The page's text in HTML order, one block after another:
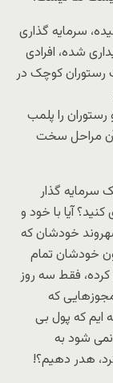
سرمایه گذاری
شده، افرادی
رستوران کوچک در
را پلمب
آن مراحل سخت
سرمایه گذار
آیا با خود و
خودشان که
خودشان تمام
فقط سه روز
که
ایم که پول بی
نمی شود به
هدر دهیم؟!